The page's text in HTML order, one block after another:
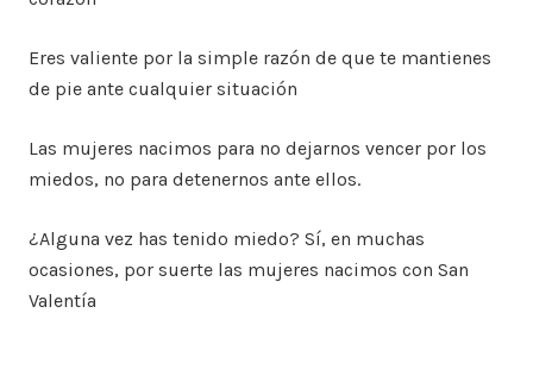
Eres valiente por la simple razón de que te mantienes
de pie ante cualquier situación
Las mujeres nacimos para no dejarnos vencer por los
miedos, no para detenernos ante ellos.
¿Alguna vez has tenido miedo? Sí, en muchas
ocasiones, por suerte las mujeres nacimos con San
Valentía